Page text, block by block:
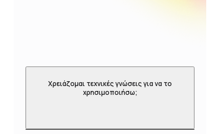
Χρειάζομαι τεχνικές γνώσεις για να το
χρησιμοποιήσω;